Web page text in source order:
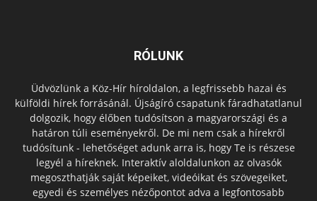
RÓLUNK
Üdvözlünk a Köz-Hír híroldalon, a legfrissebb hazai és
külföldi hírek forrásánál. Újságíró csapatunk fáradhatatlanul
dolgozik, hogy élőben tudósítson a magyarországi és a
határon túli eseményekről. De mi nem csak a hírekről
tudósítunk - lehetőséget adunk arra is, hogy Te is részese
legyél a híreknek. Interaktív aloldalunkon az olvasók
megoszthatják saját képeiket, videóikat és szövegeiket,
egyedi és személyes nézőpontot adva a legfontosabb